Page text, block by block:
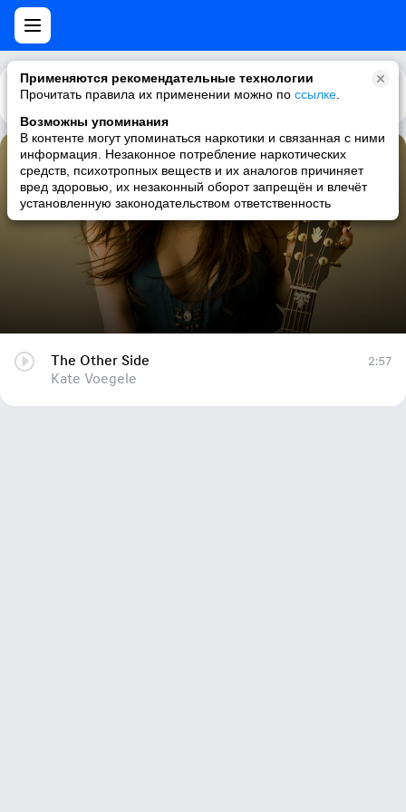
Применяются рекомендательные технологии
Прочитать правила их применении можно по ссылке
Возможны упоминания
В контенте могут упоминаться наркотики и связанная с ними
информация. Незаконное потребление наркотических
средств, психотропных веществ и их аналогов причиняет
вред здоровью, их незаконный оборот запрещён и влечёт
установленную законодательством ответственность
Каталог Рекомендации
The Other Side
Kate Voegele
The Other Side
Kate Voegele
2:57